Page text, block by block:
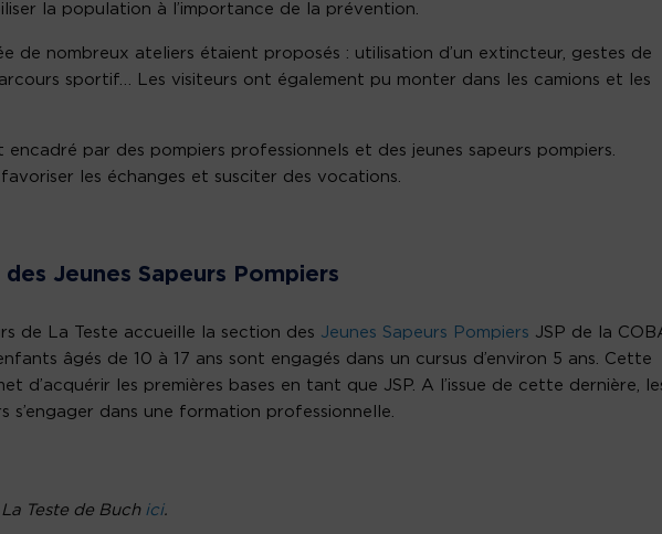
la population à l’importance de la prévention.
de nombreux ateliers étaient proposés : utilisation d’un extincteur, gestes de
sportif… Les visiteurs ont également pu monter dans les camions et les
par des pompiers professionnels et des jeunes sapeurs pompiers.
favoriser les échanges et susciter des vocations.
des Jeunes Sapeurs Pompiers
de La Teste accueille la section des Jeunes Sapeurs Pompiers JSP de la
âgés de 10 à 17 ans sont engagés dans un cursus d’environ 5 ans. Cette
d’acquérir les premières bases en tant que JSP. A l’issue de cette dernière,
s’engager dans une formation professionnelle.
Teste de Buch ici.